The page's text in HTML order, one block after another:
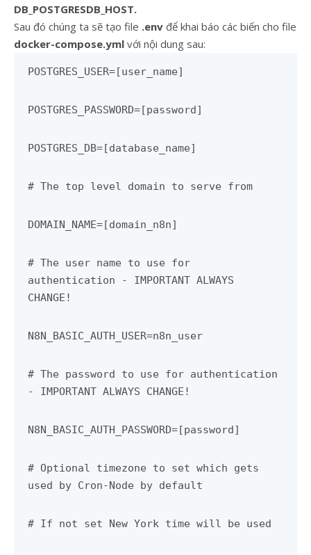
DB_POSTGRESDB_HOST.
Sau đó chúng ta sẽ tạo file .env để khai báo các biến cho file
docker-compose.yml với nội dung sau:
POSTGRES_USER=[user_name]
POSTGRES_PASSWORD=[password]
POSTGRES_DB=[database_name]
# The top level domain to serve from
DOMAIN_NAME=[domain_n8n]
# The user name to use for
authentication - IMPORTANT ALWAYS
CHANGE!
N8N_BASIC_AUTH_USER=n8n_user
# The password to use for authentication
- IMPORTANT ALWAYS CHANGE!
N8N_BASIC_AUTH_PASSWORD=[password]
# Optional timezone to set which gets
used by Cron-Node by default
# If not set New York time will be used